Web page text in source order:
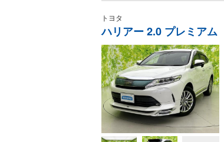
トヨタ
ハリアー 2.0 プレミアム